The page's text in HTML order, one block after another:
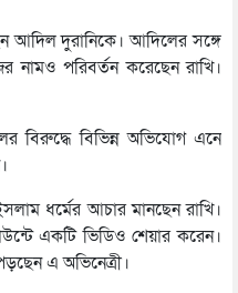
আদিল দুরানিকে। আদিলের সঙ্গে
নামও পরিবর্তন করেছেন রাখি।
বিরুদ্ধে বিভিন্ন অভিযোগ এনে
ধর্মের আচার মানছেন রাখি।
একটি ভিডিও শেয়ার করেন।
এ অভিনেত্রী।